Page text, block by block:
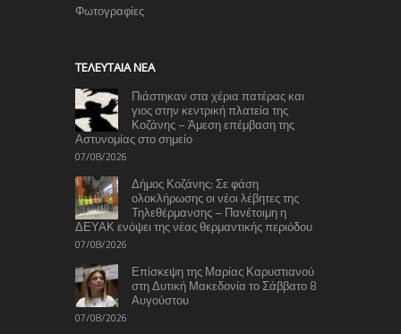
Φωτογραφίες
TΕΛΕΥΤΑΊΑ ΝΈΑ
Πιάστηκαν στα χέρια πατέρας και
γιος στην κεντρική πλατεία της
Κοζάνης – Άμεση επέμβαση της
Αστυνομίας στο σημείο
07/08/2026
Δήμος Κοζάνης: Σε φάση
ολοκλήρωσης οι νέοι λέβητες της
Τηλεθέρμανσης – Πανέτοιμη η
ΔΕΥΑΚ ενόψει της νέας θερμαντικής περιόδου
07/08/2026
Επίσκεψη της Μαρίας Καρυστιανού
στη Δυτική Μακεδονία το Σάββατο 8
Αυγούστου
07/08/2026